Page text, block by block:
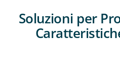
Soluzioni per